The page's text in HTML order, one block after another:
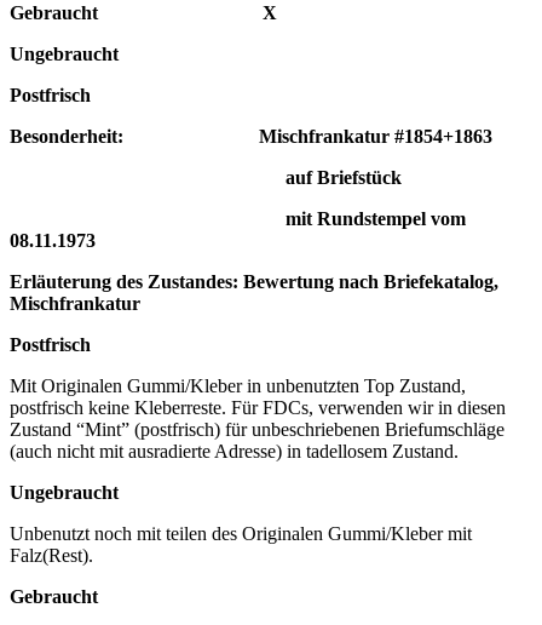
Gebraucht X
Ungebraucht
Postfrisch
Besonderheit: Mischfrankatur #1854+1863
auf Briefstück
mit Rundstempel vom
08.11.1973
Erläuterung des Zustandes: Bewertung nach Briefekatalog,
Mischfrankatur
Postfrisch
Mit Originalen Gummi/Kleber in unbenutzten Top Zustand,
postfrisch keine Kleberreste. Für FDCs, verwenden wir in diesen
Zustand “Mint” (postfrisch) für unbeschriebenen Briefumschläge
(auch nicht mit ausradierte Adresse) in tadellosem Zustand.
Ungebraucht
Unbenutzt noch mit teilen des Originalen Gummi/Kleber mit
Falz(Rest).
Gebraucht